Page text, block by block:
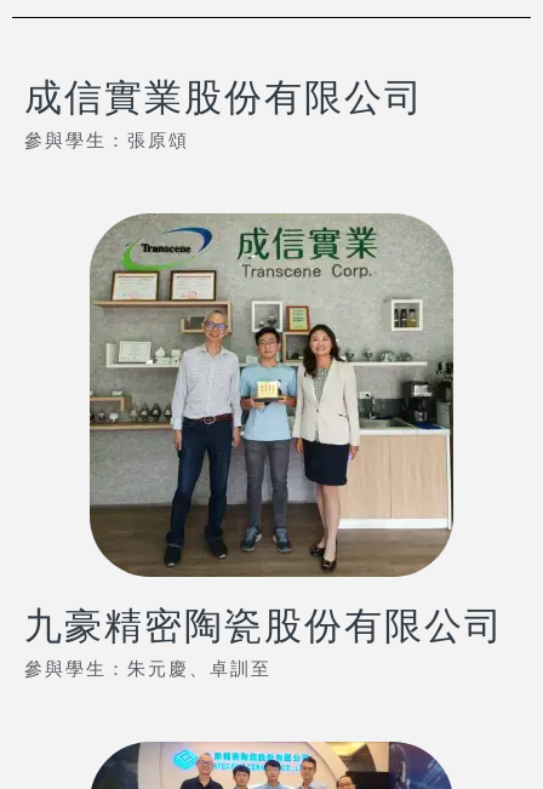
成信實業股份有限公司
參與學生：張原頌
九豪精密陶瓷股份有限公司
參與學生：朱元慶、卓訓至